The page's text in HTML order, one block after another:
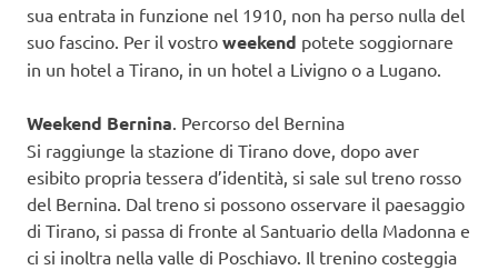
sua entrata in funzione nel 1910, non ha perso nulla del
suo fascino. Per il vostro weekend potete soggiornare
in un hotel a Tirano, in un hotel a Livigno o a Lugano.
Weekend Bernina . Percorso del Bernina
Si raggiunge la stazione di Tirano dove, dopo aver
esibito propria tessera d’identità, si sale sul treno rosso
del Bernina. Dal treno si possono osservare il paesaggio
di Tirano, si passa di fronte al Santuario della Madonna e
ci si inoltra nella valle di Poschiavo. Il trenino costeggia